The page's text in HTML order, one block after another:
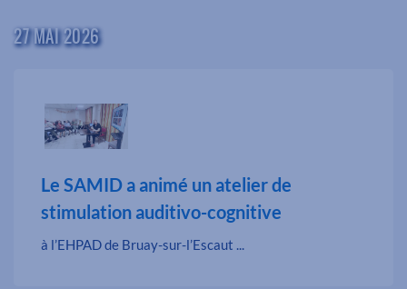
27 MAI 2026
Le SAMID a animé un atelier de
stimulation auditivo-cognitive
à l’EHPAD de Bruay-sur-l’Escaut ...